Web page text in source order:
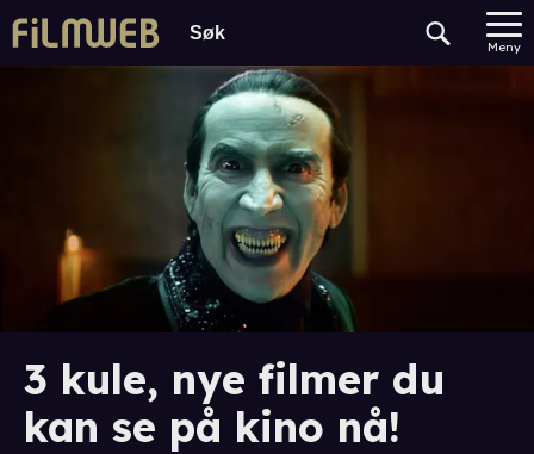
Meny
3 kule, nye filmer du
kan se på kino nå!